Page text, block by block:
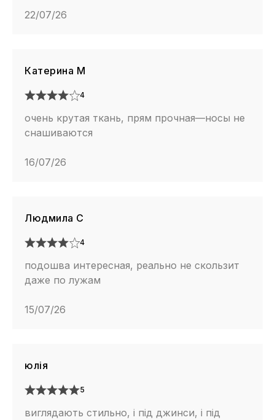
22/07/26
Катерина М
4
очень крутая ткань, прям прочная—носы не
снашиваются
16/07/26
Людмила С
4
подошва интересная, реально не скользит
даже по лужам
15/07/26
юлія
5
виглядають стильно, і під джинси, і під